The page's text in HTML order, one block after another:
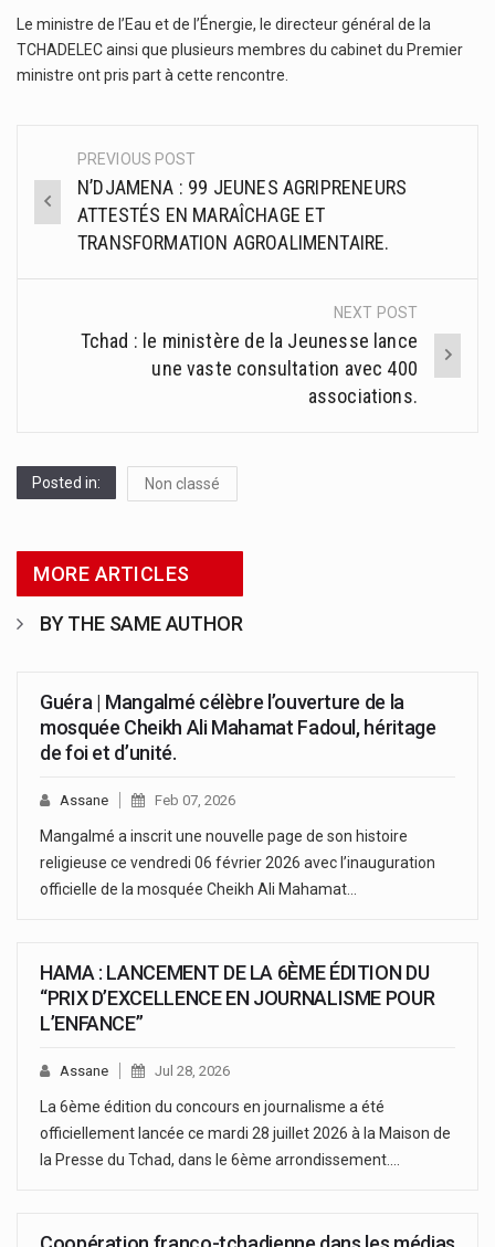
Le ministre de l’Eau et de l’Énergie, le directeur général de la
TCHADELEC ainsi que plusieurs membres du cabinet du Premier
ministre ont pris part à cette rencontre.
Post
navigation
PREVIOUS POST
N’DJAMENA : 99 JEUNES AGRIPRENEURS
ATTESTÉS EN MARAÎCHAGE ET
TRANSFORMATION AGROALIMENTAIRE.
NEXT POST
Tchad : le ministère de la Jeunesse lance
une vaste consultation avec 400
associations.
Posted in: Non classé
MORE ARTICLES
BY THE SAME AUTHOR
Guéra | Mangalmé célèbre l’ouverture de la
mosquée Cheikh Ali Mahamat Fadoul, héritage
de foi et d’unité.
Assane Feb 07, 2026
Mangalmé a inscrit une nouvelle page de son histoire
religieuse ce vendredi 06 février 2026 avec l’inauguration
officielle de la mosquée Cheikh Ali Mahamat…
HAMA : LANCEMENT DE LA 6ÈME ÉDITION DU
“PRIX D’EXCELLENCE EN JOURNALISME POUR
L’ENFANCE”
Assane Jul 28, 2026
La 6ème édition du concours en journalisme a été
officiellement lancée ce mardi 28 juillet 2026 à la Maison de
la Presse du Tchad, dans le 6ème arrondissement.…